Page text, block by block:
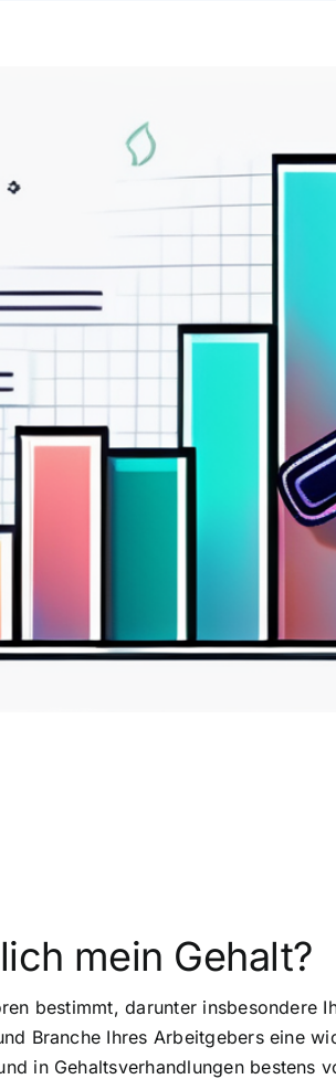
mein Gehalt?
bestimmt, darunter insbesondere
Branche Ihres Arbeitgebers eine
in Gehaltsverhandlungen